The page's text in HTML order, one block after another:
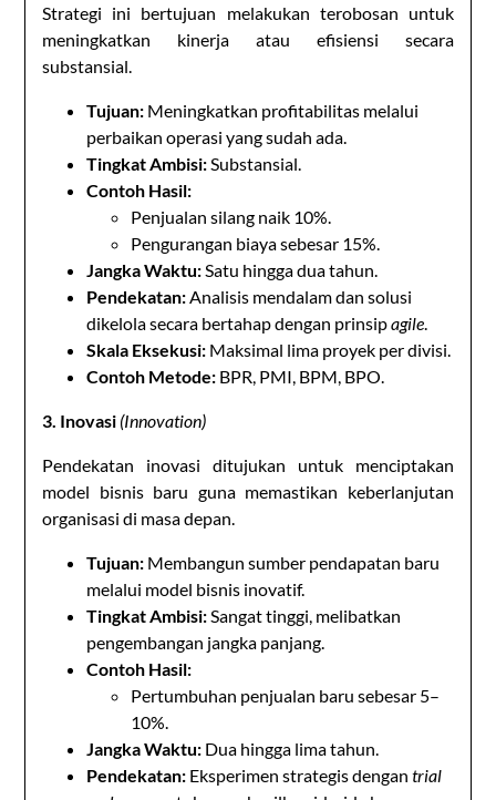
Strategi ini bertujuan melakukan terobosan untuk
meningkatkan kinerja atau efisiensi secara
substansial.
Tujuan: Meningkatkan profitabilitas melalui
perbaikan operasi yang sudah ada.
Tingkat Ambisi:Substansial.
Contoh Hasil:
Penjualan silang naik 10%.
Pengurangan biaya sebesar 15%.
Jangka Waktu:Satu hingga dua tahun.
Pendekatan:Analisis mendalam dan solusi
dikelola secara bertahap dengan prinsipagile.
Skala Eksekusi: Maksimal lima proyek per divisi.
Contoh Metode: BPR, PMI, BPM, BPO.
3. Inovasi (Innovation)
Pendekatan inovasi ditujukan untuk menciptakan
model bisnis baru guna memastikan keberlanjutan
organisasi di masa depan.
Tujuan: Membangun sumber pendapatan baru
melalui model bisnis inovatif.
Tingkat Ambisi:Sangat tinggi, melibatkan
pengembangan jangka panjang.
Contoh Hasil:
Pertumbuhan penjualan baru sebesar 5–
10%.
Jangka Waktu: Dua hingga lima tahun.
Pendekatan: Eksperimen strategis dengantrial